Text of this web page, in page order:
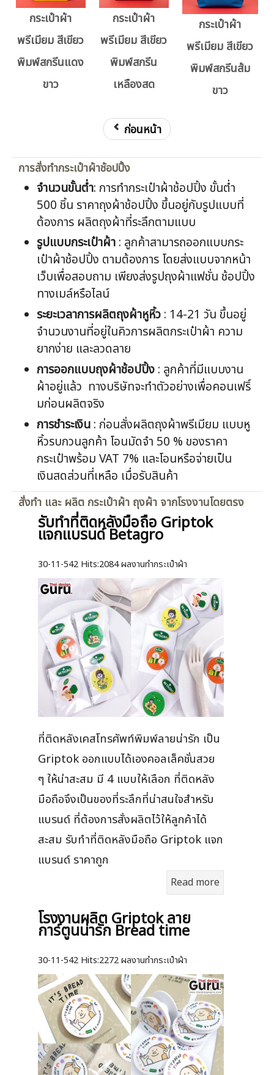
กระเป๋าผ้า
พรีเมียม สีเขียว
พิมพ์สกรีนแดง
ขาว
กระเป๋าผ้า
พรีเมียม สีเขียว
พิมพ์สกรีน
เหลืองสด
กระเป๋าผ้า
พรีเมียม สีเขียว
พิมพ์สกรีนส้ม
ขาว
ก่อนหน้า
การสั่งทำกระเป๋าผ้าช้อปปิ้ง
จำนวนขั้นต่ำ: การทำกระเป๋าผ้าช้อปปิ้ง ขั้นต่ำ
500 ชิ้น ราคาถุงผ้าช้อปปิ้ง ขึ้นอยู่กับรูปแบบที่
ต้องการ ผลิตถุงผ้าที่ระลึกตามแบบ
รูปแบบกระเป๋าผ้า : ลูกค้าสามารถออกแบบกระ
เป๋าผ้าช้อปปิ้ง ตามต้องการ โดยส่งแบบจากหน้า
เว็บเพื่อสอบถาม เพียงส่งรูปถุงผ้าแฟชั่น ช้อปปิ้ง
ทางเมล์หรือไลน์
ระยะเวลาการผลิตถุงผ้าหูหิ้ว : 14-21 วัน ขึ้นอยู่
จำนวนงานที่อยู่ในคิวการผลิตกระเป๋าผ้า ความ
ยากง่าย และลวดลาย
การออกแบบถุงผ้าช้อปปิ้ง : ลูกค้าที่มีแบบงาน
ผ้าอยู่แล้ว ทางบริษัทจะทำตัวอย่างเพื่อคอนเฟริ์
มก่อนผลิตจริง
การชำระเงิน : ก่อนสั่งผลิตถุงผ้าพรีเมียม แบบหู
หิ้วรบกวนลูกค้า โอนมัดจำ 50 % ของราคา
กระเป๋าพร้อม VAT 7% และโอนหรือจ่ายเป็น
เงินสดส่วนที่เหลือ เมื่อรับสินค้า
สั่งทำ และ ผลิต กระเป๋าผ้า ถุงผ้า จากโรงงานโดยตรง
รับทำที่ติดหลังมือถือ Griptok
แจกแบรนด์ Betagro
30-11-542 Hits:2084 ผลงานทำกระเป๋าผ้า
ที่ติดหลังเคสโทรศัพท์พิมพ์ลายน่ารัก เป็น
Griptok ออกแบบได้เองคอลเล็คชั่นสวย
ๆ ให้น่าสะสม มี 4 แบบให้เลือก ที่ติดหลัง
มือถือจึงเป็นของที่ระลึกที่น่าสนใจสำหรับ
แบรนด์ ที่ต้องการสั่งผลิตไว้ให้ลูกค้าได้
สะสม รับทำที่ติดหลังมือถือ Griptok แจก
แบรนด์ ราคาถูก
Read more
โรงงานผลิต Griptok ลาย
การ์ตูนน่ารัก Bread time
30-11-542 Hits:2272 ผลงานทำกระเป๋าผ้า